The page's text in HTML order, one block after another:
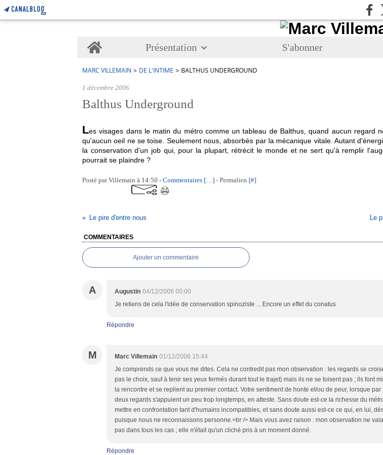
Home Présentation S'abonner
MARC VILLEMAIN > DE L'INTIME > BALTHUS UNDERGROUND
1 décembre 2006
Balthus Underground
Les visages dans le matin du métro comme un tableau de Balthus, quand aucun regard
qu'aucun oeil ne se toise. Seulement nous, absorbés par la mécanique vitale. Autant
la conservation d'un job qui, pour la plupart, rétrécit le monde et ne sert qu'à remplir
pourrait se plaindre ?
Posté par Villemain à 14:50 - Commentaires […] - Permalien [#]
Le pire d'entre nous Le
COMMENTAIRES
Ajouter un commentaire
A Augustin 04/12/2006 00:00
Je retiens de cela l'idée de conservation spinoziste ... Encore un effet du conatus
Répondre
M Marc Villemain 01/12/2006 15:44
Je comprends ce que vous me dites. Cela ne contredit pas mon observation : les regards se
pas le choix, sauf à tenir ses yeux fermés durant tout le trajet) mais ils ne se toisent pas ; ils font
la rencontre et se replient au premier contact. Votre sentiment de honte et/ou de peur, lorsque par
deux regards s'appuient un peu trop longtemps, en atteste. Sans doute est-ce la richesse du
mettre en confrontation tant d'humains incompatibles, et sans doute aussi est-ce ce qui, en lui,
puisque nous ne reconnaissons personne.<br /> Mais vous avez raison : mon observation ne
pas dans tous les cas ; elle n'était qu'un cliché pris à un moment donné.
Répondre